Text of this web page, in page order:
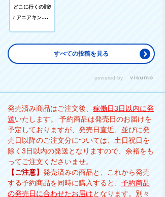
どこに行くの⁇🌸
/ アニアキング
キングダム
#コマ撮り #アニ
メーション #
お花見 #アニア
すべての投稿を見る
powered by
発売済み商品はご注文後、 稼働日3日以内に発
送いたします。 予約商品は発売日のお届けを
予定しておりますが、発売日直近、並びに発
売日以降のご注文分については、土日祝日を
除く3日以内の発送となりますので、余裕をも
ってご注文くださいませ。
【ご注意】 発売済みの商品と、これから発売
する予約商品を同時に購入すると、 予約商品
の発売日に合わせたお届けとなります。別々